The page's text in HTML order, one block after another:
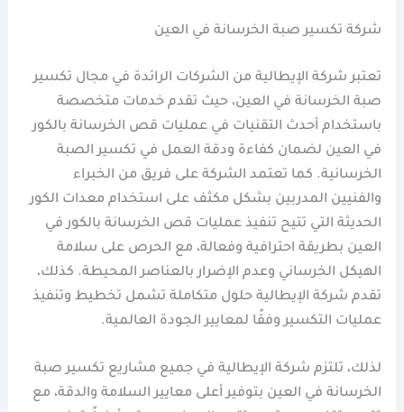
شركة تكسير صبة الخرسانة في العين
تعتبر شركة الإيطالية من الشركات الرائدة في مجال تكسير
صبة الخرسانة في العين، حيث تقدم خدمات متخصصة
باستخدام أحدث التقنيات في عمليات قص الخرسانة بالكور
في العين لضمان كفاءة ودقة العمل في تكسير الصبة
الخرسانية. كما تعتمد الشركة على فريق من الخبراء
والفنيين المدربين بشكل مكثف على استخدام معدات الكور
الحديثة التي تتيح تنفيذ عمليات قص الخرسانة بالكور في
العين بطريقة احترافية وفعالة، مع الحرص على سلامة
الهيكل الخرساني وعدم الإضرار بالعناصر المحيطة. كذلك،
تقدم شركة الإيطالية حلول متكاملة تشمل تخطيط وتنفيذ
عمليات التكسير وفقًا لمعايير الجودة العالمية.
لذلك، تلتزم شركة الإيطالية في جميع مشاريع تكسير صبة
الخرسانة في العين بتوفير أعلى معايير السلامة والدقة، مع